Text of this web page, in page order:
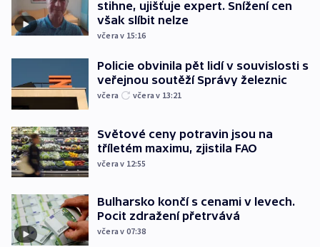
stihne, ujišťuje expert. Snížení cen
však slíbit nelze
včera v 15:16
Policie obvinila pět lidí v souvislosti s
veřejnou soutěží Správy železnic
včera včera v 13:21
Světové ceny potravin jsou na
tříletém maximu, zjistila FAO
včera v 12:55
Bulharsko končí s cenami v levech.
Pocit zdražení přetrvává
včera v 07:38